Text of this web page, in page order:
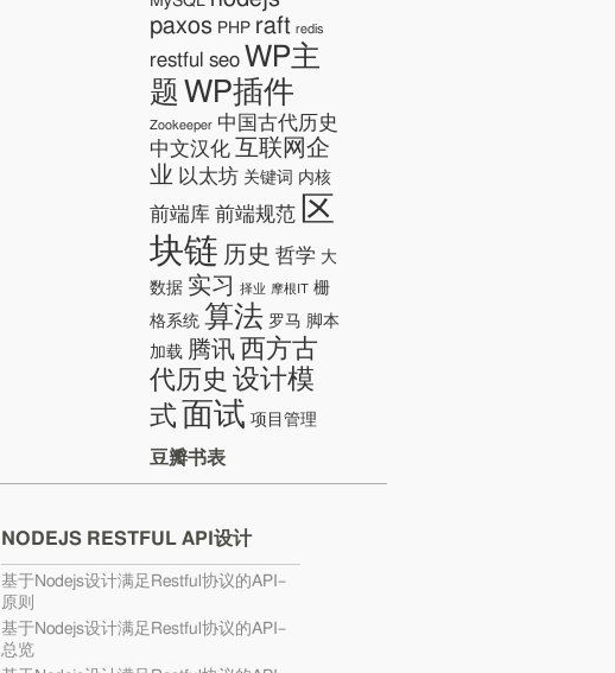
paxos PHP raft redis
restful seo WP主
题 WP插件
Zookeeper 中国古代历史
中文汉化 互联网企
业 以太坊 关键词 内核
前端库 前端规范 区
块链 历史 哲学 大
数据 实习 择业 摩根IT 栅
格系统 算法 罗马 脚本
加载 腾讯 西方古
代历史 设计模
式 面试 项目管理
豆瓣书表
NODEJS RESTFUL API设计
基于Nodejs设计满足Restful协议的API–
原则
基于Nodejs设计满足Restful协议的API–
总览